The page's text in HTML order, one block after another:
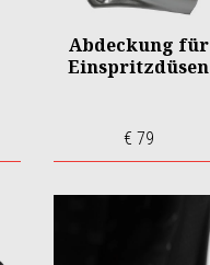
Abdeckung für
Einspritzdüsen
€ 79